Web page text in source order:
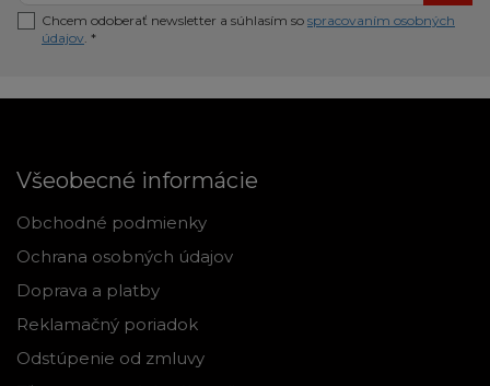
Chcem odoberať newsletter a súhlasím so spracovaním osobných
údajov. *
Všeobecné informácie
Obchodné podmienky
Ochrana osobných údajov
Doprava a platby
Reklamačný poriadok
Odstúpenie od zmluvy